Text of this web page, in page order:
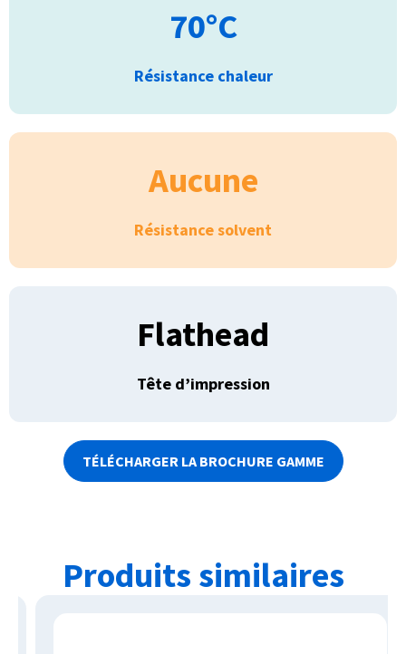
70°C
Résistance chaleur
Aucune
Résistance solvent
Flathead
Tête d’impression
TÉLÉCHARGER LA BROCHURE GAMME
Produits similaires